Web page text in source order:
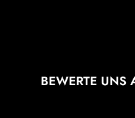
BEWERTE UNS